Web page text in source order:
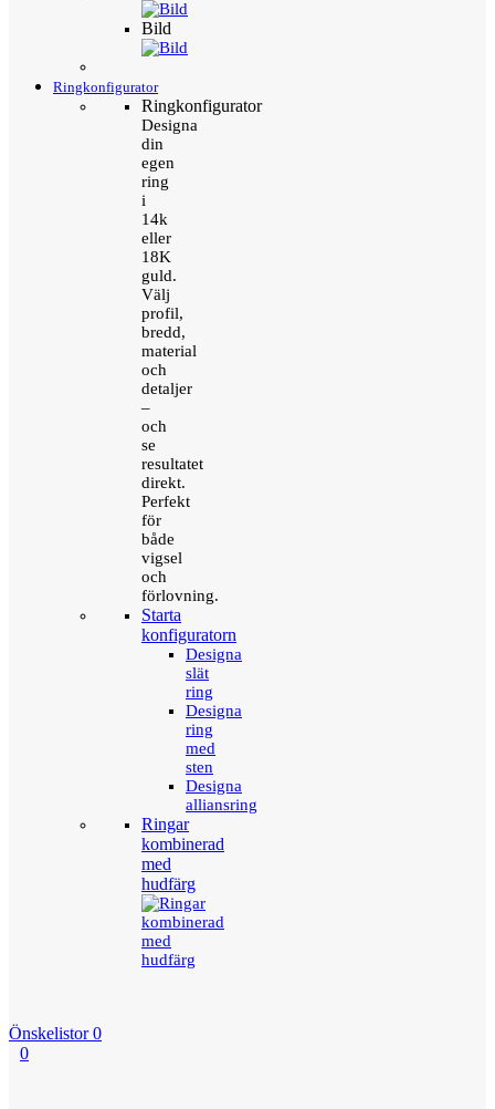
Bild
Ringkonfigurator
Ringkonfigurator
Designa
din
egen
ring
i
14k
eller
18K
guld.
Välj
profil,
bredd,
material
och
detaljer
–
och
se
resultatet
direkt.
Perfekt
för
både
vigsel
och
förlovning.
Starta
konfiguratorn
Designa
slät
ring
Designa
ring
med
sten
Designa
alliansring
Ringar
kombinerad
med
hudfärg
Önskelistor 0
0